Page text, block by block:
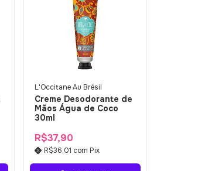
L'Occitane Au Brésil
Creme Desodorante de
Mãos Água de Coco
30ml
R$37,90
R$36,01 com Pix